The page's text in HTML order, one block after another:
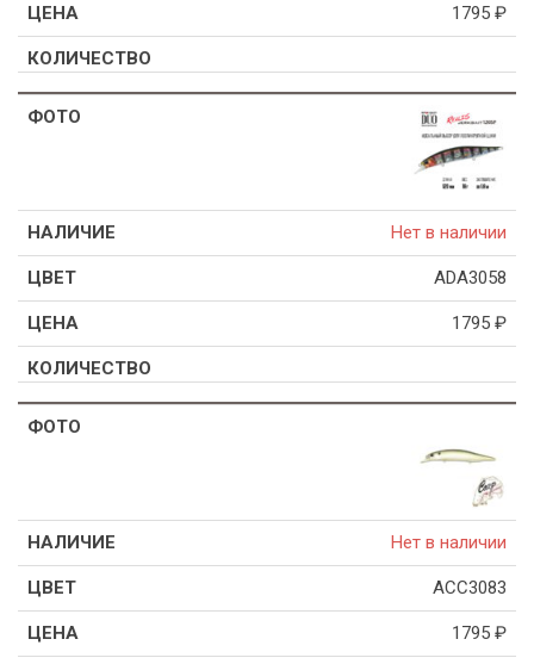
1795 ₽
Нет в наличии
ADA3058
1795 ₽
Нет в наличии
ACC3083
1795 ₽